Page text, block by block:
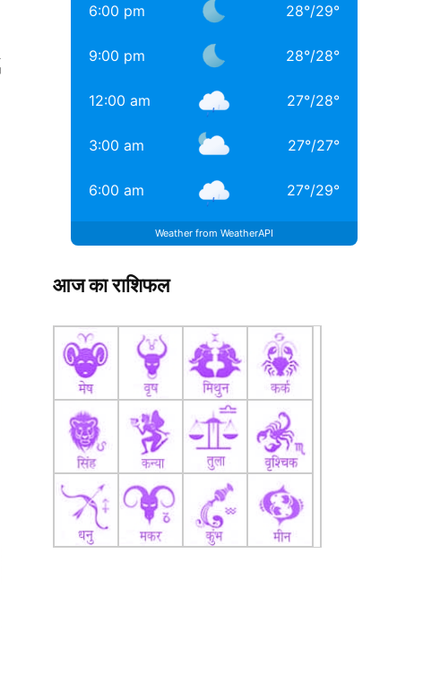
6:00 pm 28°/29°
9:00 pm 28°/28°
12:00 am 27°/28°
3:00 am 27°/27°
6:00 am 27°/29°
Weather from WeatherAPI
आज का राशिफल